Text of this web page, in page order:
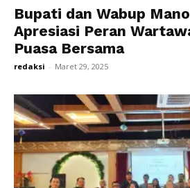
Bupati dan Wabup
Apresiasi Peran
Puasa Bersama
redaksi - Maret 29, 2025